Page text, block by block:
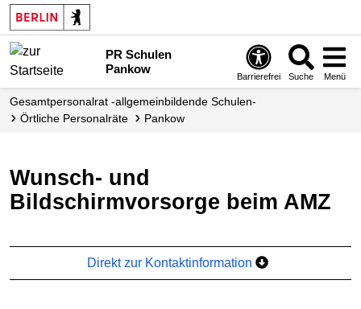
PR Schulen
Pankow
Barrierefrei Suche Menü
Gesamtpersonalrat -allgemeinbildende Schulen-
örtliche Personalräte
Pankow
Wunsch- und
Bildschirmvorsorge beim AMZ
Direkt zur Kontaktinformation